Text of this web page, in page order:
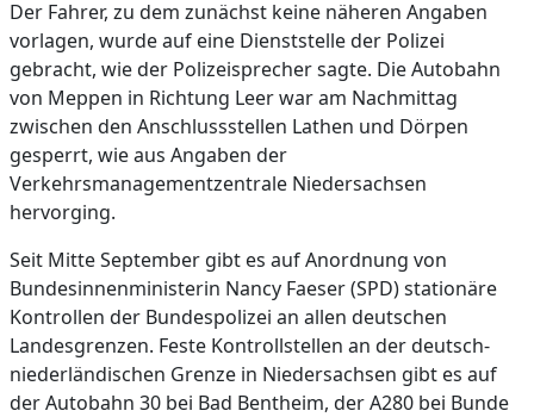
Der Fahrer, zu dem zunächst keine näheren Angaben
vorlagen, wurde auf eine Dienststelle der Polizei
gebracht, wie der Polizeisprecher sagte. Die Autobahn
von Meppen in Richtung Leer war am Nachmittag
zwischen den Anschlussstellen Lathen und Dörpen
gesperrt, wie aus Angaben der
Verkehrsmanagementzentrale Niedersachsen
hervorging.
Seit Mitte September gibt es auf Anordnung von
Bundesinnenministerin Nancy Faeser (SPD) stationäre
Kontrollen der Bundespolizei an allen deutschen
Landesgrenzen. Feste Kontrollstellen an der deutsch-
niederländischen Grenze in Niedersachsen gibt es auf
der Autobahn 30 bei Bad Bentheim, der A280 bei Bunde